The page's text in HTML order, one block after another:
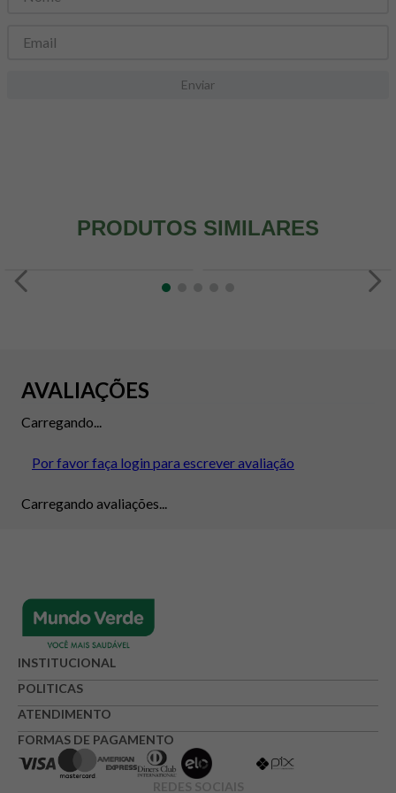
Enviar
PRODUTOS SIMILARES
AVALIAÇÕES
Carregando...
Por favor faça login para escrever avaliação
Carregando avaliações...
INSTITUCIONAL
POLITICAS
ATENDIMENTO
FORMAS DE PAGAMENTO
REDES SOCIAIS
8º snack proteico mundo verde
9 psyllium